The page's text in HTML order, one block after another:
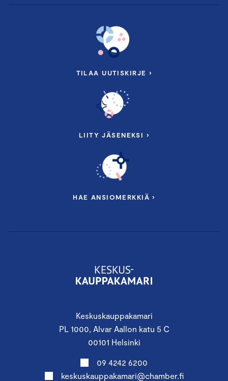
Keskuskauppakamari
PL 1000, Alvar Aallon katu 5 C
00101 Helsinki
09 4242 6200
keskuskauppakamari@chamber.fi
TILAA UUTISKIRJE ›
LIITY JÄSENEKSI ›
HAE ANSIOMERKKIÄ ›